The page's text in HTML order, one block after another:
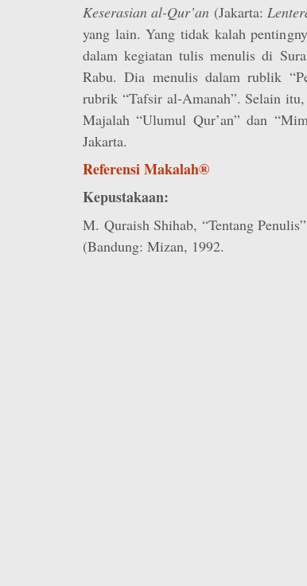
Keserasian al-Qur’an (Jakarta:
yang lain. Yang tidak kalah
dalam kegiatan tulis menulis di
Rabu. Dia menulis dalam rublik
rubrik “Tafsir al-Amanah”. Selain
Majalah “Ulumul Qur’an” dan
Jakarta.
Referensi Makalah®
Kepustakaan:
M. Quraish Shihab, “Tentang
(Bandung: Mizan, 1992.